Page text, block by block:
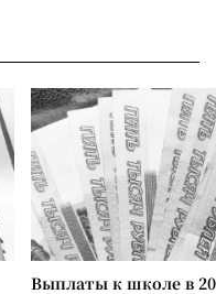
Выплаты к школе в